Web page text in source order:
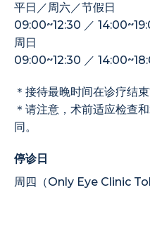
平日／周六／节假日
09:00~12:30 ／
周日
09:00~12:30 ／
＊接待最晚时间在诊疗结
＊请注意，术前适应检查
同。
停诊日
周四（Only Eye Clinic